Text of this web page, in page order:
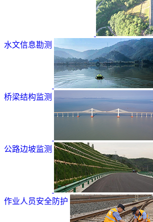
水文信息勘测
桥梁结构监测
公路边坡监测
作业人员安全防护